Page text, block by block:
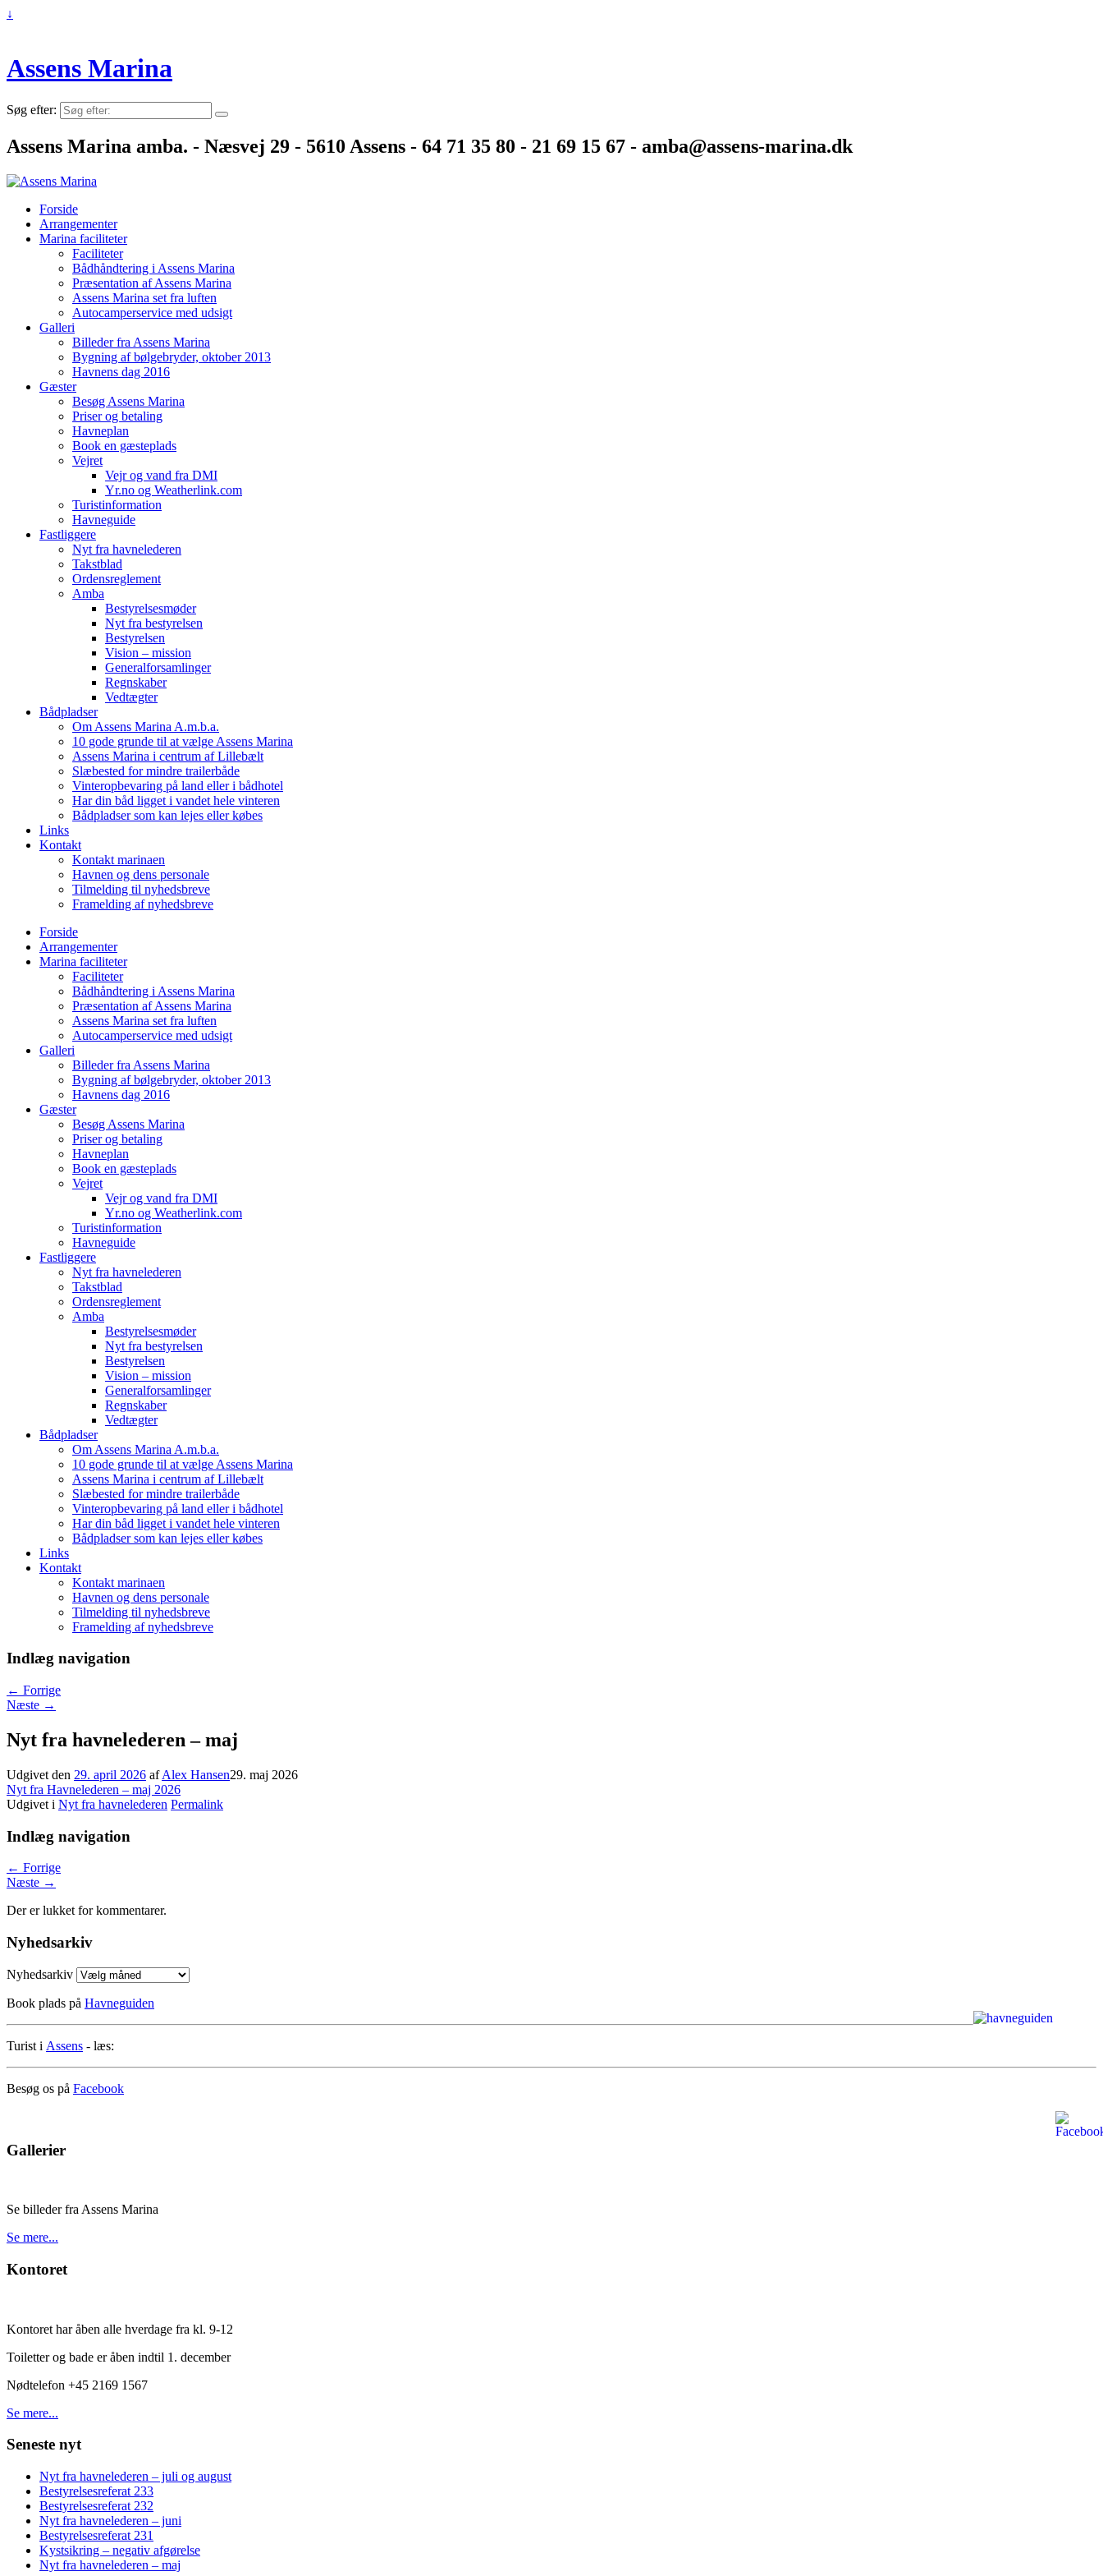
↓
Assens Marina
Søg efter:
Assens Marina amba. - Næsvej 29 - 5610 Assens - 64 71 35 80 - 21 69 15 67 - amba@assens-marina.dk
Forside
Arrangementer
Marina faciliteter
Faciliteter
Bådhåndtering i Assens Marina
Præsentation af Assens Marina
Assens Marina set fra luften
Autocamperservice med udsigt
Galleri
Billeder fra Assens Marina
Bygning af bølgebryder, oktober 2013
Havnens dag 2016
Gæster
Besøg Assens Marina
Priser og betaling
Havneplan
Book en gæsteplads
Vejret
Vejr og vand fra DMI
Yr.no og Weatherlink.com
Turistinformation
Havneguide
Fastliggere
Nyt fra havnelederen
Takstblad
Ordensreglement
Amba
Bestyrelsesmøder
Nyt fra bestyrelsen
Bestyrelsen
Vision – mission
Generalforsamlinger
Regnskaber
Vedtægter
Bådpladser
Om Assens Marina A.m.b.a.
10 gode grunde til at vælge Assens Marina
Assens Marina i centrum af Lillebælt
Slæbested for mindre trailerbåde
Vinteropbevaring på land eller i bådhotel
Har din båd ligget i vandet hele vinteren
Bådpladser som kan lejes eller købes
Links
Kontakt
Kontakt marinaen
Havnen og dens personale
Tilmelding til nyhedsbreve
Framelding af nyhedsbreve
Forside
Arrangementer
Marina faciliteter
Faciliteter
Bådhåndtering i Assens Marina
Præsentation af Assens Marina
Assens Marina set fra luften
Autocamperservice med udsigt
Galleri
Billeder fra Assens Marina
Bygning af bølgebryder, oktober 2013
Havnens dag 2016
Gæster
Besøg Assens Marina
Priser og betaling
Havneplan
Book en gæsteplads
Vejret
Vejr og vand fra DMI
Yr.no og Weatherlink.com
Turistinformation
Havneguide
Fastliggere
Nyt fra havnelederen
Takstblad
Ordensreglement
Amba
Bestyrelsesmøder
Nyt fra bestyrelsen
Bestyrelsen
Vision – mission
Generalforsamlinger
Regnskaber
Vedtægter
Bådpladser
Om Assens Marina A.m.b.a.
10 gode grunde til at vælge Assens Marina
Assens Marina i centrum af Lillebælt
Slæbested for mindre trailerbåde
Vinteropbevaring på land eller i bådhotel
Har din båd ligget i vandet hele vinteren
Bådpladser som kan lejes eller købes
Links
Kontakt
Kontakt marinaen
Havnen og dens personale
Tilmelding til nyhedsbreve
Framelding af nyhedsbreve
Indlæg navigation
← Forrige
Næste →
Nyt fra havnelederen – maj
Udgivet den 29. april 2026 afAlex Hansen29. maj 2026
Nyt fra Havnelederen – maj 2026
Udgivet i Nyt fra havnelederen Permalink
Indlæg navigation
← Forrige
Næste →
Der er lukket for kommentarer.
Nyhedsarkiv
Nyhedsarkiv
Book plads på Havneguiden
Turist i Assens - læs:
Besøg os på Facebook
Gallerier
Se billeder fra Assens Marina
Se mere...
Kontoret
Kontoret har åben alle hverdage fra kl. 9-12
Toiletter og bade er åben indtil 1. december
Nødtelefon +45 2169 1567
Se mere...
Seneste nyt
Nyt fra havnelederen – juli og august
Bestyrelsesreferat 233
Bestyrelsesreferat 232
Nyt fra havnelederen – juni
Bestyrelsesreferat 231
Kystsikring – negativ afgørelse
Nyt fra havnelederen – maj